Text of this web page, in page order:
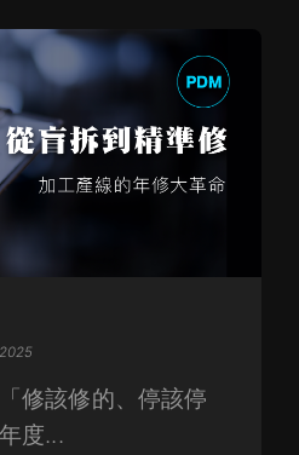
修該修的、停該停
度...